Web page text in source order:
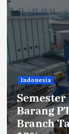
Indonesia
deGadai
Mobil